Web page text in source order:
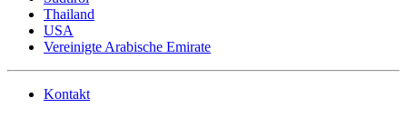
Thailand
USA
Vereinigte Arabische Emirate
Kontakt